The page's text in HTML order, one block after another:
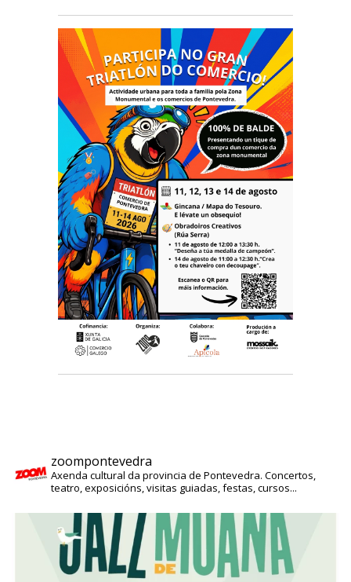
zoompontevedra
Axenda cultural da provincia de Pontevedra. Concertos,
teatro, exposicións, visitas guiadas, festas, cursos...